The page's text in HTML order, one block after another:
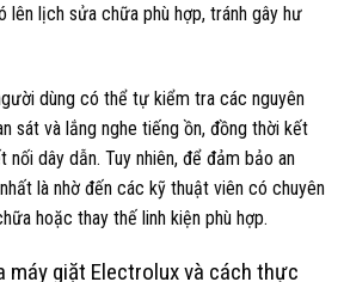
lên lịch sửa chữa phù hợp, tránh gây hư
dùng có thể tự kiểm tra các nguyên
sát và lắng nghe tiếng ồn, đồng thời kết
dây dẫn. Tuy nhiên, để đảm bảo an
là nhờ đến các kỹ thuật viên có chuyên
hoặc thay thế linh kiện phù hợp.
máy giặt Electrolux và cách thực